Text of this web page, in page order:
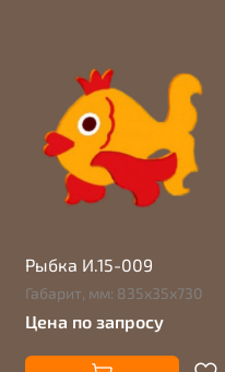
Рыбка И.15-009
Габарит, мм: 835х35х730
Цена по запросу